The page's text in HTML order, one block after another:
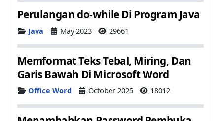
Perulangan do-while Di Program Java
Details
Java May 2023 29661
Memformat Teks Tebal, Miring, Dan
Garis Bawah Di Microsoft Word
Details
Office Word October 2025 18012